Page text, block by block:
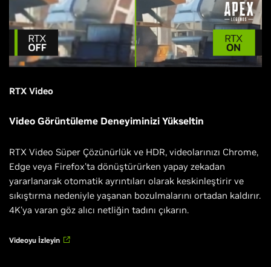
RTX Video
Video Görüntüleme Deneyiminizi Yükseltin
RTX Video Süper Çözünürlük ve HDR, videolarınızı Chrome,
Edge veya Firefox'ta dönüştürürken yapay zekadan
yararlanarak otomatik ayrıntıları olarak keskinleştirir ve
sıkıştırma nedeniyle yaşanan bozulmalarını ortadan kaldırır.
4K'ya varan göz alıcı netliğin tadını çıkarın.
Videoyu İzleyin